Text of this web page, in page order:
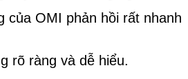
của OMI phản hồi rất nhanh
rõ ràng và dễ hiểu.